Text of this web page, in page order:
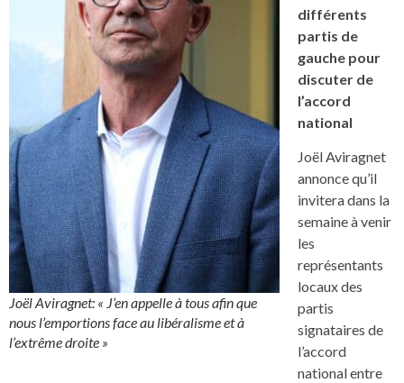
Joël Aviragnet: « J’en appelle à tous afin que
nous l’emportions face au libéralisme et à
l’extrême droite »
différents
partis de
gauche pour
discuter de
l’accord
national
Joël Aviragnet
annonce qu’il
invitera dans la
semaine à venir
les
représentants
locaux des
partis
signataires de
l’accord
national entre